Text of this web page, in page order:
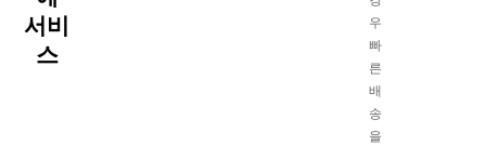
서비
스
우
빠
른
배
송
을